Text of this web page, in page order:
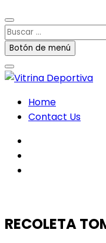
Buscar
…Botón de menú
Home
Contact Us
RECOLETA